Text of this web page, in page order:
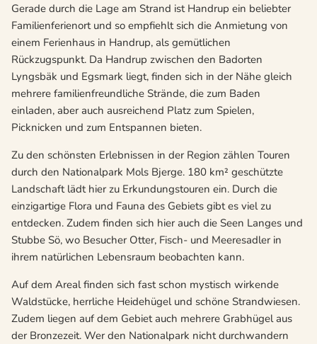
Gerade durch die Lage am Strand ist Handrup ein beliebter
Familienferienort und so empfiehlt sich die Anmietung von
einem Ferienhaus in Handrup, als gemütlichen
Rückzugspunkt. Da Handrup zwischen den Badorten
Lyngsbäk und Egsmark liegt, finden sich in der Nähe gleich
mehrere familienfreundliche Strände, die zum Baden
einladen, aber auch ausreichend Platz zum Spielen,
Picknicken und zum Entspannen bieten.
Zu den schönsten Erlebnissen in der Region zählen Touren
durch den Nationalpark Mols Bjerge. 180 km² geschützte
Landschaft lädt hier zu Erkundungstouren ein. Durch die
einzigartige Flora und Fauna des Gebiets gibt es viel zu
entdecken. Zudem finden sich hier auch die Seen Langes und
Stubbe Sö, wo Besucher Otter, Fisch- und Meeresadler in
ihrem natürlichen Lebensraum beobachten kann.
Auf dem Areal finden sich fast schon mystisch wirkende
Waldstücke, herrliche Heidehügel und schöne Strandwiesen.
Zudem liegen auf dem Gebiet auch mehrere Grabhügel aus
der Bronzezeit. Wer den Nationalpark nicht durchwandern